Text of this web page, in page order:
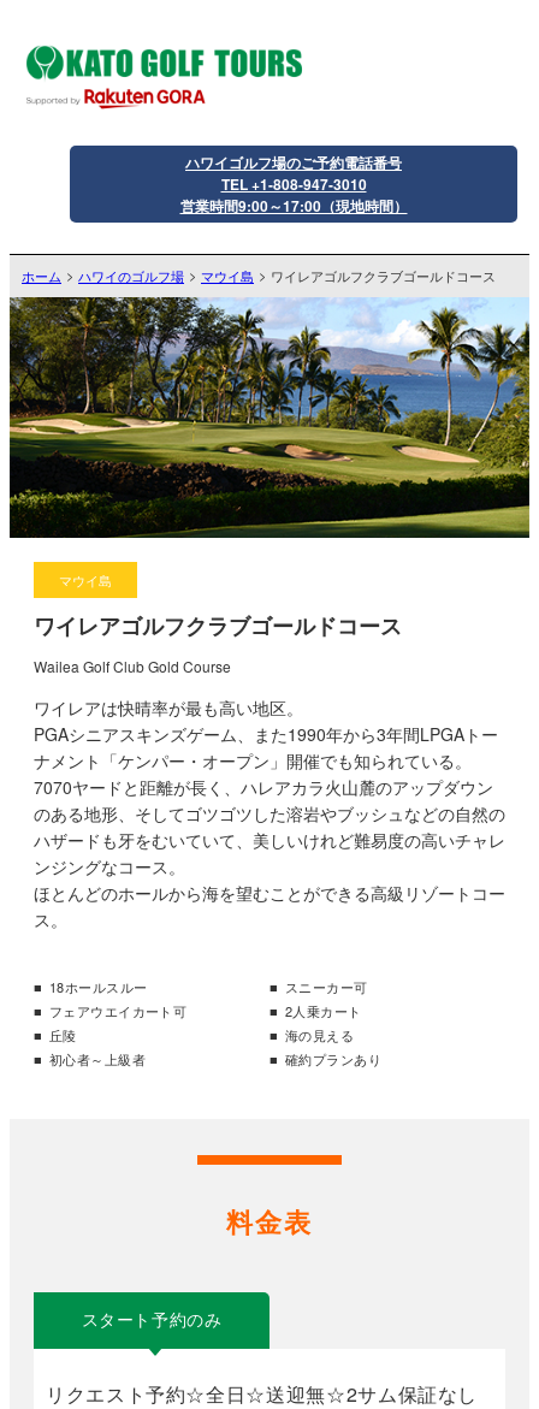
ハワイゴルフ場のご予約電話番号
TEL +1-808-947-3010
営業時間9:00～17:00（現地時間）
ホーム ハワイのゴルフ場 マウイ島 ワイレアゴルフクラブゴールドコース
マウイ島
ワイレアゴルフクラブゴールドコース
Wailea Golf Club Gold Course
ワイレアは快晴率が最も高い地区。
PGAシニアスキンズゲーム、また1990年から3年間LPGAトー
ナメント「ケンパー・オープン」開催でも知られている。
7070ヤードと距離が長く、ハレアカラ火山麓のアップダウン
のある地形、そしてゴツゴツした溶岩やブッシュなどの自然の
ハザードも牙をむいていて、美しいけれど難易度の高いチャレ
ンジングなコース。
ほとんどのホールから海を望むことができる高級リゾートコー
ス。
18ホールスルー
スニーカー可
フェアウエイカート可
2人乗カート
丘陵
海の見える
初心者～上級者
確約プランあり
料金表
スタート予約のみ
リクエスト予約☆全日☆送迎無☆2サム保証なし